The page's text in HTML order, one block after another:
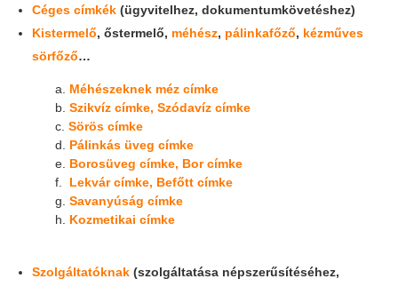
Céges címkék (ügyvitelhez, dokumentumkövetéshez)
Kistermelő, őstermelő, méhész, pálinkafőző, kézműves
sörfőző…
a. Méhészeknek méz címke
b.Szikvíz címke, Szódavíz címke
c.Sörös címke
d. Pálinkás üveg címke
e. Borosüveg címke, Bor címke
f. Lekvár címke, Befőtt címke
g.Savanyúság címke
h. Kozmetikai címke
Szolgáltatóknak (szolgáltatása népszerűsítéséhez,